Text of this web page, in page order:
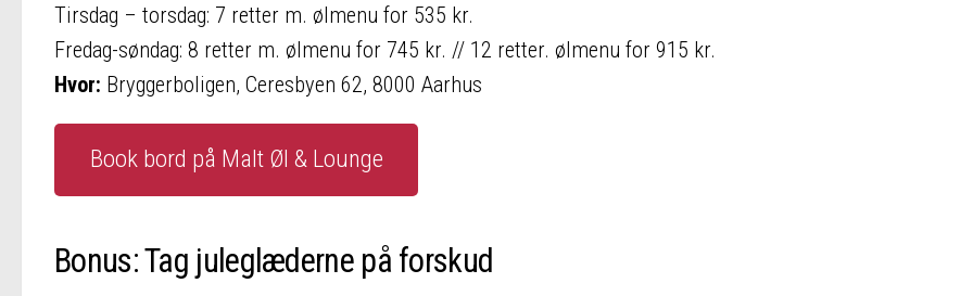
Tirsdag – torsdag: 7 retter m. ølmenu for 535 kr.
Fredag-søndag: 8 retter m. ølmenu for 745 kr. // 12 retter. ølmenu for 915 kr.
Hvor: Bryggerboligen, Ceresbyen 62, 8000 Aarhus
Book bord på Malt Øl & Lounge
Bonus: Tag juleglæderne på forskud